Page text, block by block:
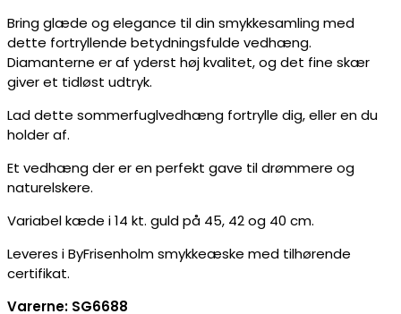
Bring glæde og elegance til din smykkesamling med
dette fortryllende betydningsfulde vedhæng.
Diamanterne er af yderst høj kvalitet, og det fine skær
giver et tidløst udtryk.
Lad dette sommerfuglvedhæng fortrylle dig, eller en du
holder af.
Et vedhæng der er en perfekt gave til drømmere og
naturelskere.
Variabel kæde i 14 kt. guld på 45, 42 og 40 cm.
Leveres i ByFrisenholm smykkeæske med tilhørende
certifikat.
Varerne: SG6688